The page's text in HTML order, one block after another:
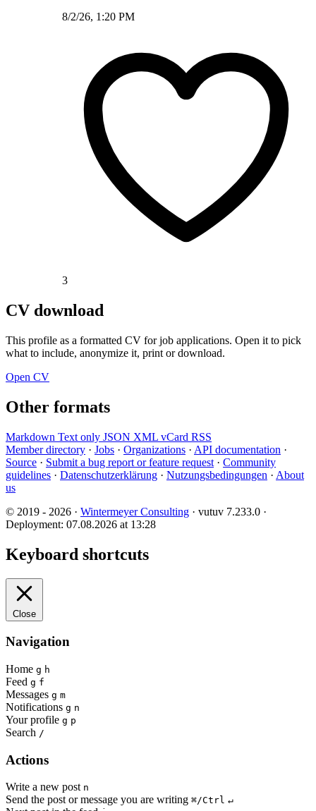
8/2/26, 1:20 PM
3
CV download
This profile as a formatted CV for job applications. Open it to pick
what to include, anonymize it, print or download.
Open CV
Other formats
Markdown Text only JSON XML vCard RSS
Member directory · Jobs · Organizations · API documentation ·
Source · Submit a bug report or feature request · Community
guidelines · Datenschutzerklärung · Nutzungsbedingungen · About
us
© 2019 - 2026 · Wintermeyer Consulting · vutuv 7.233.0 ·
Deployment: 07.08.2026 at 13:28
Keyboard shortcuts
Close
Navigation
Home g h
Feed g f
Messages g m
Notifications g n
Your profile g p
Search /
Actions
Write a new post n
Send the post or message you are writing ⌘/Ctrl ↵